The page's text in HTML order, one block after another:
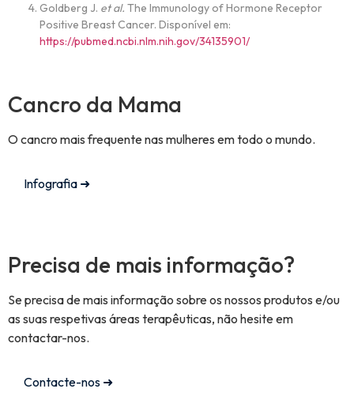
Goldberg J. et al. The Immunology of Hormone Receptor
Positive Breast Cancer. Disponível em:
https://pubmed.ncbi.nlm.nih.gov/34135901/
Cancro da Mama
O cancro mais frequente nas mulheres em todo o mundo.
Infografia ➜
Precisa de mais informação?
Se precisa de mais informação sobre os nossos produtos e/ou
as suas respetivas áreas terapêuticas, não hesite em
contactar-nos.
Contacte-nos ➜